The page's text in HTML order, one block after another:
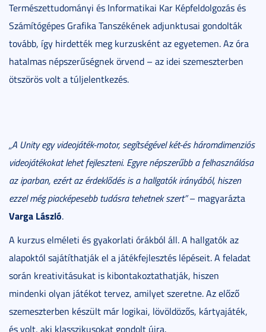
Természettudományi és Informatikai Kar Képfeldolgozás és
Számítógépes Grafika Tanszékének adjunktusai gondolták
tovább, így hirdették meg kurzusként az egyetemen. Az óra
hatalmas népszerűségnek örvend – az idei szemeszterben
ötszörös volt a túljelentkezés.
„A Unity egy videojáték-motor, segítségével két-és háromdimenziós
videojátékokat lehet fejleszteni. Egyre népszerűbb a felhasználása
az iparban, ezért az érdeklődés is a hallgatók irányából, hiszen
ezzel még piacképesebb tudásra tehetnek szert”– magyarázta
Varga László.
A kurzus elméleti és gyakorlati órákból áll. A hallgatók az
alapoktól sajátíthatják el a játékfejlesztés lépéseit. A feladat
során kreativitásukat is kibontakoztathatják, hiszen
mindenki olyan játékot tervez, amilyet szeretne. Az előző
szemeszterben készült már logikai, lövöldözős, kártyajáték,
és volt, aki klasszikusokat gondolt újra.